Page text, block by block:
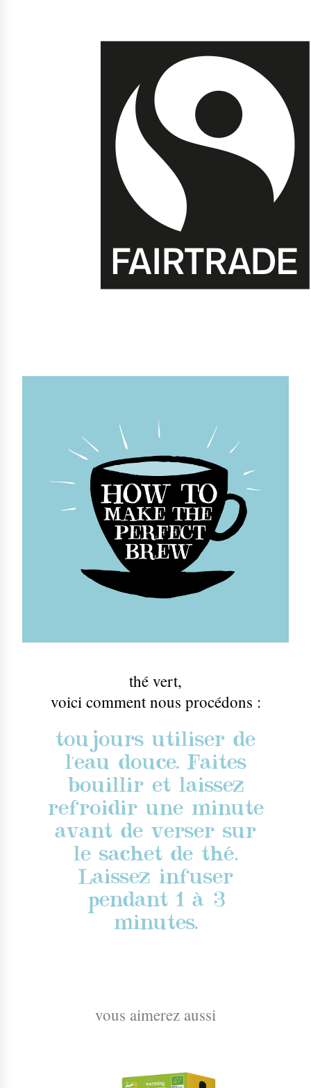
thé vert,
voici comment nous procédons :
toujours utiliser de
l'eau douce. Faites
bouillir et laissez
refroidir une minute
avant de verser sur
le sachet de thé.
Laissez infuser
pendant 1 à 3
minutes.
vous aimerez aussi